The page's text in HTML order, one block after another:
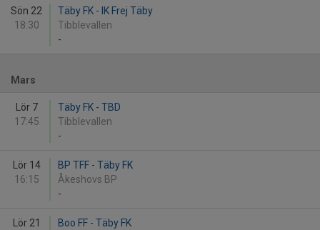
Sön 22
18:30
Täby FK - IK Frej Täby
Tibblevallen
-
Mars
Lör 7
17:45
Täby FK - TBD
Tibblevallen
-
Lör 14
16:15
BP TFF - Täby FK
Åkeshovs BP
-
Lör 21
Boo FF - Täby FK